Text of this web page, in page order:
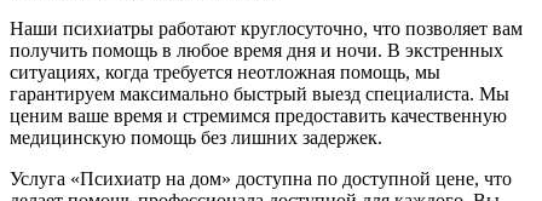
Наши психиатры работают круглосуточно, что позволяет вам
получить помощь в любое время дня и ночи. В экстренных
ситуациях, когда требуется неотложная помощь, мы
гарантируем максимально быстрый выезд специалиста. Мы
ценим ваше время и стремимся предоставить качественную
медицинскую помощь без лишних задержек.
Услуга «Психиатр на дом» доступна по доступной цене, что